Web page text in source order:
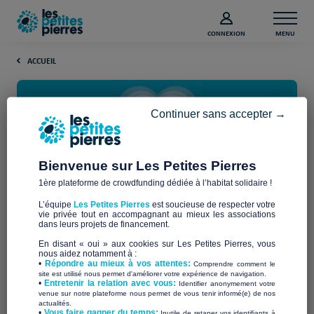
CONNEXION MENU
ACCUEIL
Le comité de vérification
Le comité de vérification de Les Petites Pierres joue un rôle
essentiel dans notre organisation.
Il a pour rôle principal desuperviser et de contrôlerles
différentes activités de l’entreprise afin de s’assurer de la
bonne gestion des risques et de la conformité aux règles et
Bienvenue sur Les Petites Pierres
1ère plateforme de crowdfunding dédiée à l’habitat solidaire !
L’équipe Les Petites Pierres est soucieuse de respecter votre
vie privée tout en accompagnant au mieux les associations
dans leurs projets de financement.
En disant « oui » aux cookies sur Les Petites Pierres, vous
nous aidez notamment à :
• Répondre au mieux à vos attentes:Comprendre comment le
site est utilisé nous permet d'améliorer votre expérience de navigation.
•Entretenir la relation avec vous: Identifier anonymement votre
venue sur notre plateforme nous permet de vous tenir informé(e) de nos
actualités.
Continuer sans accepter →